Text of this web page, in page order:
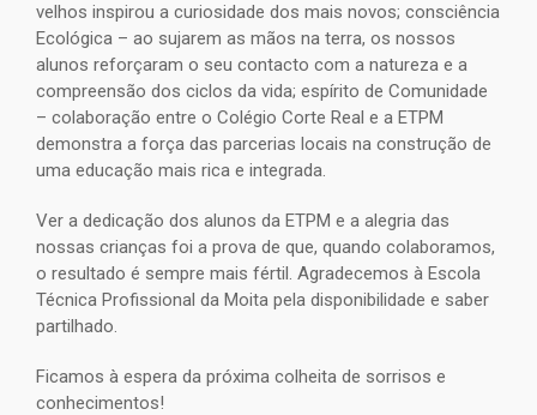
velhos inspirou a curiosidade dos mais novos; consciência
Ecológica – ao sujarem as mãos na terra, os nossos
alunos reforçaram o seu contacto com a natureza e a
compreensão dos ciclos da vida; espírito de Comunidade
– colaboração entre o Colégio Corte Real e a ETPM
demonstra a força das parcerias locais na construção de
uma educação mais rica e integrada.
Ver a dedicação dos alunos da ETPM e a alegria das
nossas crianças foi a prova de que, quando colaboramos,
o resultado é sempre mais fértil. Agradecemos à Escola
Técnica Profissional da Moita pela disponibilidade e saber
partilhado.
Ficamos à espera da próxima colheita de sorrisos e
conhecimentos!